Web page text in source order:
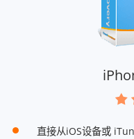
直接从iOS设备或